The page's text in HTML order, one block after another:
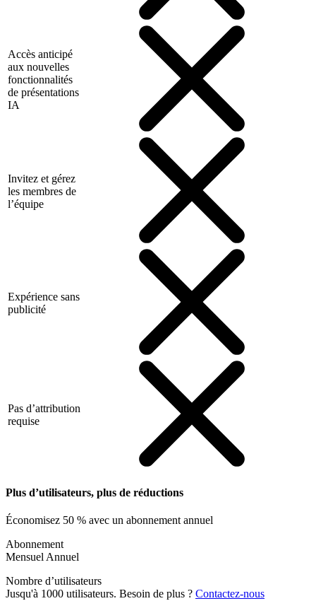
Accès anticipé
aux nouvelles
fonctionnalités
de présentations
IA
Invitez et gérez
les membres de
l’équipe
Expérience sans
publicité
Pas d’attribution
requise
Plus d’utilisateurs, plus de réductions
Économisez 50 % avec un abonnement annuel
Abonnement
Mensuel Annuel
Nombre d’utilisateurs
Jusqu'à 1000 utilisateurs. Besoin de plus ? Contactez-nous